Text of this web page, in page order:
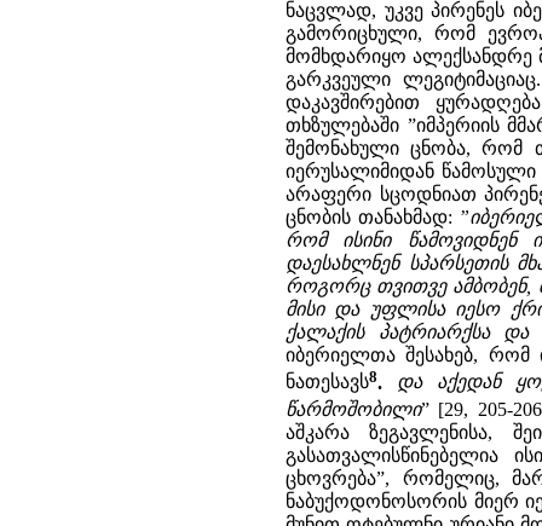
ნაცვლად, უკვე პირენეს
გამორიცხული, რომ
მომხდარიყო ალექსანდრე
გარკვეული
დაკავშირებით
თხზულებაში ”იმპერიის
შემონახული ცნობა, რომ
იერუსალიმიდან
არაფერი სცოდნიათ
ცნობის თანახმად:
რომ ისინი წამოვიდნენ
დაესახლნენ სპარსეთის
როგორც თვითვე ამბობენ,
მისი და უფლისა იესო
ქალაქის პატრიარქსა და
იბერიელთა შესახებ, რომ
ნათესავს8. და აქედან
წარმოშობილი” [29, 205-
აშკარა ზეგავლენისა,
გასათვალისწინებელია
ცხოვრება”, რომელიც,
ნაბუქოდონოსორის მიერ